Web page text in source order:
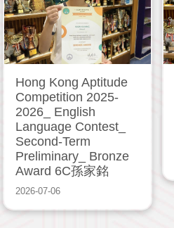
Hong Kong Aptitude
Competition 2025-
2026_ English
Language Contest_
Second-Term
Preliminary_ Bronze
Award 6C孫家銘
2026-07-06